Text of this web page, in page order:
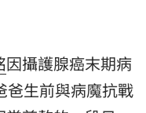
因攝護腺癌末期病
爸生前與病魔抗戰